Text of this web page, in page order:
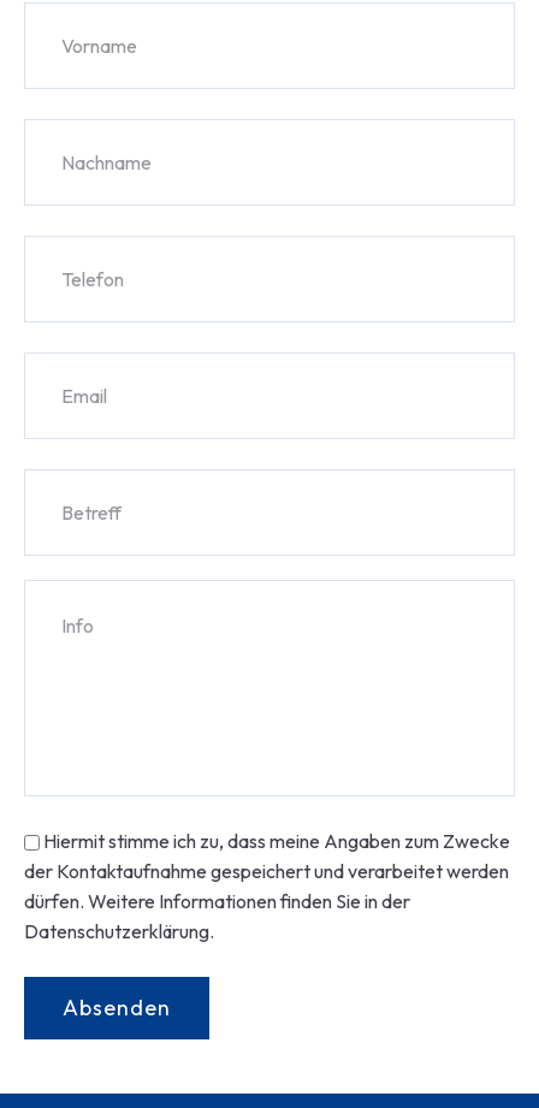
Hiermit stimme ich zu, dass meine Angaben zum Zwecke
der Kontaktaufnahme gespeichert und verarbeitet werden
dürfen. Weitere Informationen finden Sie in der
Datenschutzerklärung.